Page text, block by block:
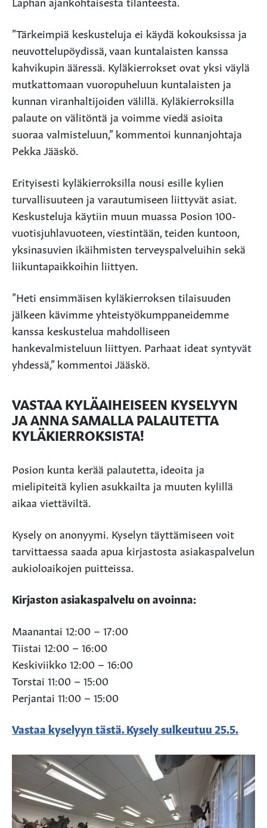
”Tärkeimpiä keskusteluja ei käydä kokouksissa ja
neuvottelupöydissä, vaan kuntalaisten kanssa
kahvikupin ääressä. Kyläkierrokset ovat yksi väylä
mutkattomaan vuoropuheluun kuntalaisten ja
kunnan viranhaltijoiden välillä. Kyläkierroksilla
palaute on välitöntä ja voimme viedä asioita
suoraa valmisteluun,” kommentoi kunnanjohtaja
Pekka Jääskö.
Erityisesti kyläkierroksilla nousi esille kylien
turvallisuuteen ja varautumiseen liittyvät asiat.
Keskusteluja käytiin muun muassa Posion 100-
vuotisjuhlavuoteen, viestintään, teiden kuntoon,
yksinasuvien ikäihmisten terveyspalveluihin sekä
liikuntapaikkoihin liittyen.
”Heti ensimmäisen kyläkierroksen tilaisuuden
jälkeen kävimme yhteistyökumppaneidemme
kanssa keskustelua mahdolliseen
hankevalmisteluun liittyen. Parhaat ideat syntyvät
yhdessä,” kommentoi Jääskö.
VASTAA KYLÄAIHEISEEN KYSELYYN
JA ANNA SAMALLA PALAUTETTA
KYLÄKIERROKSISTA!
Posion kunta kerää palautetta, ideoita ja
mielipiteitä kylien asukkailta ja muuten kylillä
aikaa viettäviltä.
Kysely on anonyymi. Kyselyn täyttämiseen voit
tarvittaessa saada apua kirjastosta asiakaspalvelun
aukioloaikojen puitteissa.
Kirjaston asiakaspalvelu on avoinna:
Maanantai 12:00 – 17:00
Tiistai 12:00 – 16:00
Keskiviikko 12:00 – 16:00
Torstai 11:00 – 15:00
Perjantai 11:00 – 15:00
Vastaa kyselyyn tästä. Kysely sulkeutuu 25.5.